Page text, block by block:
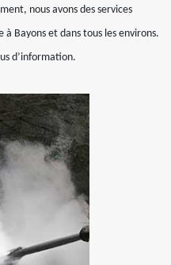
nous avons des services
Bayons et dans tous les environs.
d’information.